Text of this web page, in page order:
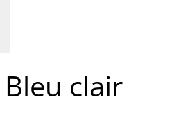
clair